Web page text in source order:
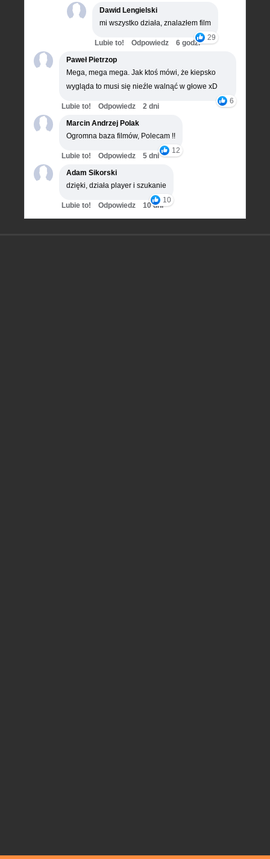
Dawid Lengielski
mi wszystko działa, znalazłem film
29
Lubie to! Odpowiedz
6 godz.
Paweł Pietrzop
Mega, mega mega. Jak ktoś mówi, że kiepsko
wygląda to musi się nieźle walnąć w głowe xD
6
Lubie to! Odpowiedz
2 dni
Marcin Andrzej Polak
Ogromna baza filmów, Polecam !!
12
Lubie to! Odpowiedz
5 dni
Adam Sikorski
dzięki, działa player i szukanie
10
Lubie to! Odpowiedz 10 dni